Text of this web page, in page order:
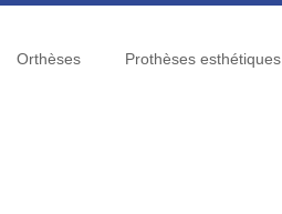
Orthèses Prothèses esthétiques